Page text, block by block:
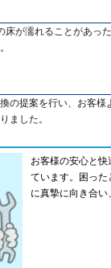
床が濡れることがあっ
の提案を行い、お客
ました。
お客様の安心と
ています。困った
に真摯に向き合い